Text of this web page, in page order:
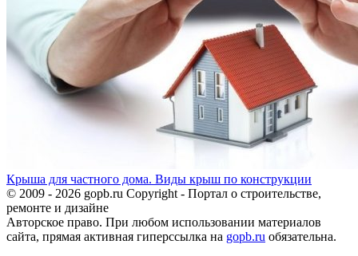
Крыша для частного дома. Виды крыш по конструкции
© 2009 - 2026 gopb.ru Copyright - Портал о строительстве,
ремонте и дизайне
Авторское право. При любом использовании материалов
сайта, прямая активная гиперссылка на gopb.ru обязательна.